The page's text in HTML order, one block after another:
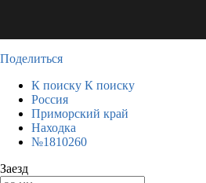
Поделиться
К поиску К поиску
Россия
Приморский край
Находка
№1810260
Заезд